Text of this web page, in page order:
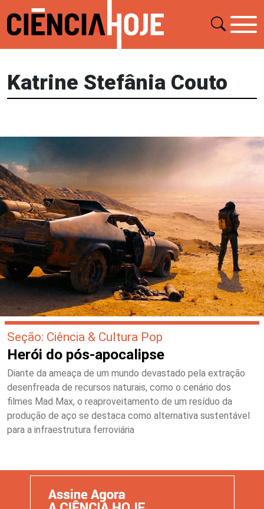
Katrine Stefânia Couto
Seção: Ciência & Cultura Pop
Herói do pós-apocalipse
Diante da ameaça de um mundo devastado pela extração
desenfreada de recursos naturais, como o cenário dos
filmes Mad Max, o reaproveitamento de um resíduo da
produção de aço se destaca como alternativa sustentável
para a infraestrutura ferroviária